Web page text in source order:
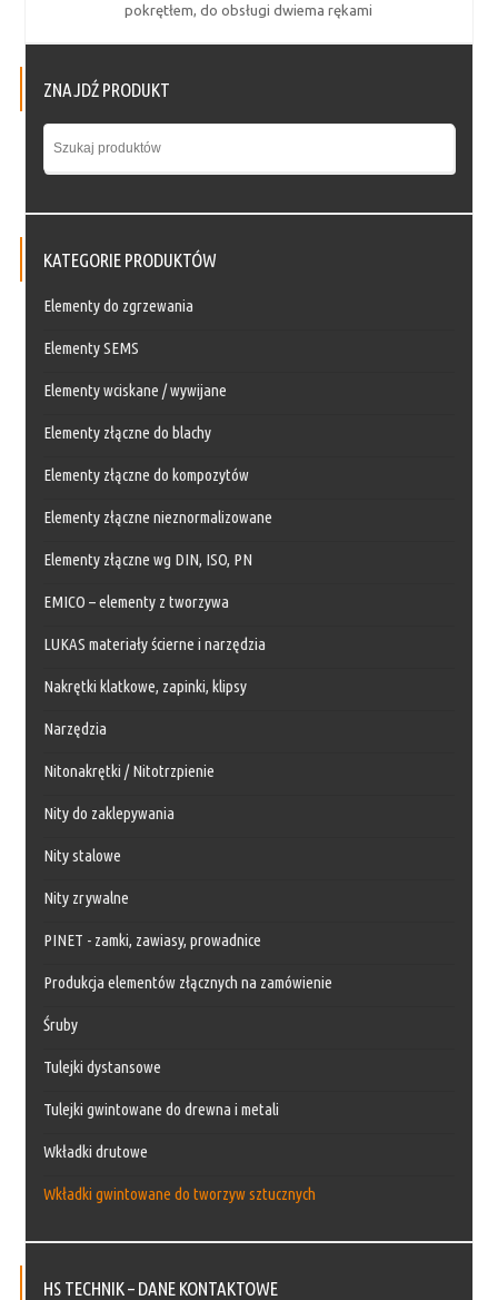
pokrętłem, do obsługi dwiema rękami
ZNAJDŹ PRODUKT
KATEGORIE PRODUKTÓW
Elementy do zgrzewania
Elementy SEMS
Elementy wciskane / wywijane
Elementy złączne do blachy
Elementy złączne do kompozytów
Elementy złączne nieznormalizowane
Elementy złączne wg DIN, ISO, PN
EMICO – elementy z tworzywa
LUKAS materiały ścierne i narzędzia
Nakrętki klatkowe, zapinki, klipsy
Narzędzia
Nitonakrętki / Nitotrzpienie
Nity do zaklepywania
Nity stalowe
Nity zrywalne
PINET - zamki, zawiasy, prowadnice
Produkcja elementów złącznych na zamówienie
Śruby
Tulejki dystansowe
Tulejki gwintowane do drewna i metali
Wkładki drutowe
Wkładki gwintowane do tworzyw sztucznych
HS TECHNIK – DANE KONTAKTOWE